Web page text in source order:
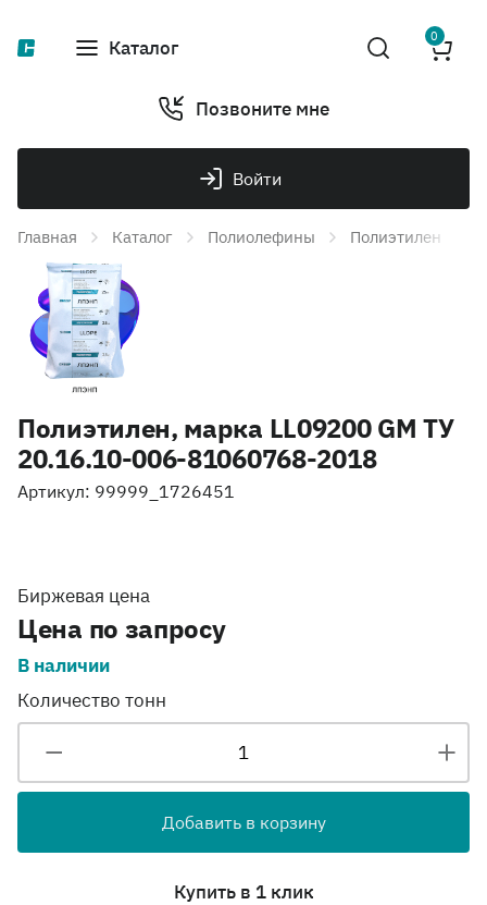
Каталог 0
Позвоните мне
Войти
Главная Каталог Полиолефины Полиэтилен
Полиэтилен, марка LL09200 GM ТУ
20.16.10-006-81060768-2018
Артикул: 99999_1726451
Биржевая цена
Цена по запросу
В наличии
Количество тонн
Добавить в корзину
Купить в 1 клик